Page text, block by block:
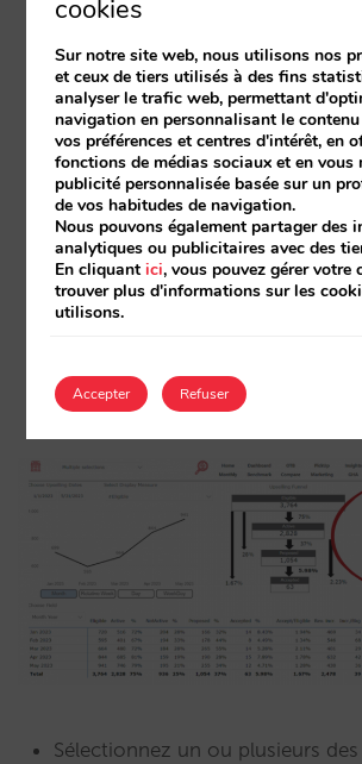
afin d’assurer un
d’upselling proposé.
– La différence de prix
base et la chambre
jours avant l’enregistrement
– Il n’y a pas de corrélation
d’hébergement, le nombre
– Etc.
Sélectionnez un ou plusieurs
cookies
Sur notre site web, nous utilisons nos
et ceux de tiers utilisés à des fins
analyser le trafic web, permettant
navigation en personnalisant le
vos préférences et centres d'intérêt, en
fonctions de médias sociaux et en vous
publicité personnalisée basée sur un
de vos habitudes de navigation.
Nous pouvons également partager des
analytiques ou publicitaires avec des
En cliquantici, vous pouvez gérer votre
trouver plus d'informations sur les
utilisons.
Accepter Refuser